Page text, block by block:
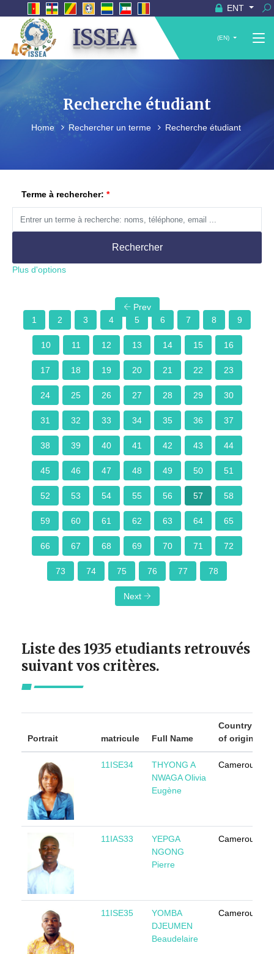
ENT
ISSEA (EN)
Recherche étudiant
Home Rechercher un terme Recherche étudiant
Terme à rechercher:
Rechercher
Plus d'options
Prev
1
2 3 4 5 6 7 8 9
10 11 12 13 14 15 16
17 18 19 20 21 22 23
24 25 26 27 28 29 30
31 32 33 34 35 36 37
38 39 40 41 42 43 44
45 46 47 48 49 50 51
52 53 54 55 56 57 58
59 60 61 62 63 64 65
66 67 68 69 70 71 72
73 74 75 76 77 78
Next
Liste des 1935 etudiants retrouvés
suivant vos critères.
Portrait matricule Full Name
Country
of origin
11ISE34
THYONG A
NWAGA Olivia
Eugène
Cameroun
11IAS33
YEPGA
NGONG
Pierre
Cameroun
11ISE35
YOMBA
DJEUMEN
Beaudelaire
Cameroun